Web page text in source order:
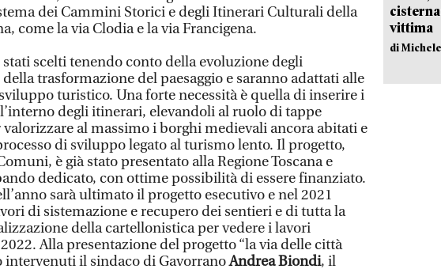
dei Cammini Storici e degli Itinerari Culturali della
come la via Clodia e la via Francigena.
scelti tenendo conto della evoluzione degli
trasformazione del paesaggio e saranno adattati alle
turistico. Una forte necessità è quella di inserire i
degli itinerari, elevandoli al ruolo di tappe
al massimo i borghi medievali ancora abitati e
di sviluppo legato al turismo lento. Il progetto,
è già stato presentato alla Regione Toscana e
dedicato, con ottime possibilità di essere finanziato.
sarà ultimato il progetto esecutivo e nel 2021
di sistemazione e recupero dei sentieri e di tutta la
della cartellonistica per vedere i lavori
Alla presentazione del progetto “la via delle città
intervenuti il sindaco di GavorranoAndrea Biondi, il
vittima
di